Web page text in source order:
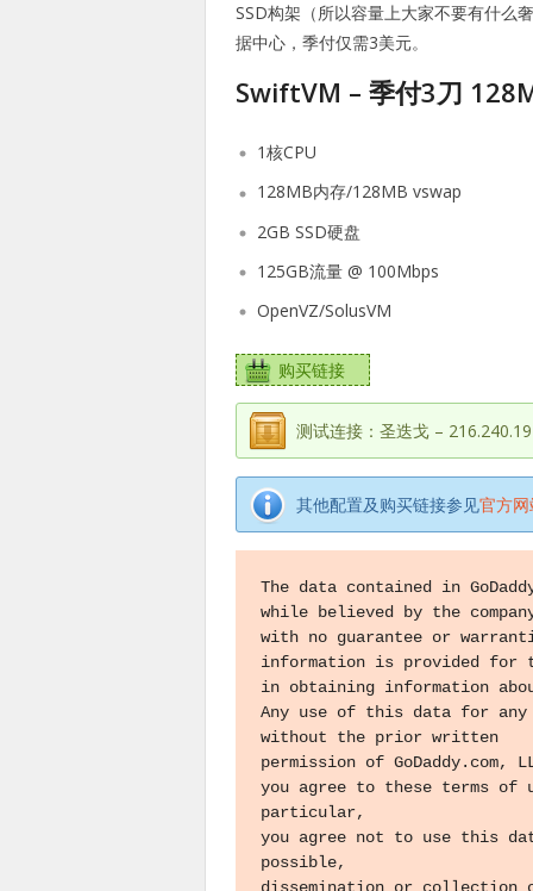
SSD构架（所以容量上大家不要有什么
据中心，季付仅需3美元。
SwiftVM – 季付3刀
1核CPU
128MB内存/128MB vswap
2GB SSD硬盘
125GB流量 @ 100Mbps
OpenVZ/SolusVM
购买链接
测试连接：圣迭戈 –
其他配置及购买链接参见官方
The data contained in
while believed by the
with no guarantee or
information is provided for
in obtaining information
Any use of this data for any
without the prior written
permission of
you agree to these terms
particular,
you agree not to use this
possible,